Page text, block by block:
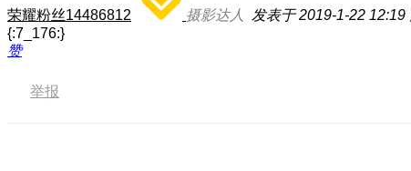
荣耀粉丝14486812 摄影达人 发表于 2019-1-22 12:19
{:7_176:}
赞
举报